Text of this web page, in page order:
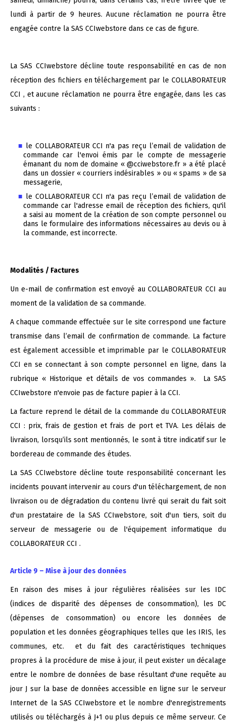
lundi à partir de 9 heures. Aucune réclamation ne pourra être
engagée contre la SAS CCIwebstore dans ce cas de figure.
La SAS CCIwebstore décline toute responsabilité en cas de non
réception des fichiers en téléchargement par le COLLABORATEUR
CCI , et aucune réclamation ne pourra être engagée, dans les cas
suivants :
le COLLABORATEUR CCI n'a pas reçu l’email de validation de
commande car l'envoi émis par le compte de messagerie
émanant du nom de domaine « @cciwebstore.fr » a été placé
dans un dossier « courriers indésirables » ou « spams » de sa
messagerie,
le COLLABORATEUR CCI n'a pas reçu l’email de validation de
commande car l'adresse email de réception des fichiers, qu'il
a saisi au moment de la création de son compte personnel ou
dans le formulaire des informations nécessaires au devis ou à
la commande, est incorrecte.
Modalités / Factures
Un e-mail de confirmation est envoyé au COLLABORATEUR CCI au
moment de la validation de sa commande.
A chaque commande effectuée sur le site correspond une facture
transmise dans l’email de confirmation de commande. La facture
est également accessible et imprimable par le COLLABORATEUR
CCI en se connectant à son compte personnel en ligne, dans la
rubrique « Historique et détails de vos commandes ». La SAS
CCIwebstore n'envoie pas de facture papier à la CCI.
La facture reprend le détail de la commande du COLLABORATEUR
CCI : prix, frais de gestion et frais de port et TVA. Les délais de
livraison, lorsqu’ils sont mentionnés, le sont à titre indicatif sur le
bordereau de commande des études.
La SAS CCIwebstore décline toute responsabilité concernant les
incidents pouvant intervenir au cours d'un téléchargement, de non
livraison ou de dégradation du contenu livré qui serait du fait soit
d'un prestataire de la SAS CCIwebstore, soit d'un tiers, soit du
serveur de messagerie ou de l'équipement informatique du
COLLABORATEUR CCI .
Article 9 – Mise à jour des données
En raison des mises à jour régulières réalisées sur les IDC
(indices de disparité des dépenses de consommation), les DC
(dépenses de consommation) ou encore les données de
population et les données géographiques telles que les IRIS, les
communes, etc. et du fait des caractéristiques techniques
propres à la procédure de mise à jour, il peut exister un décalage
entre le nombre de données de base résultant d'une requête au
jour J sur la base de données accessible en ligne sur le serveur
Internet de la SAS CCIwebstore et le nombre d'enregistrements
utilisés ou téléchargés à J+1 ou plus depuis ce même serveur. Ce